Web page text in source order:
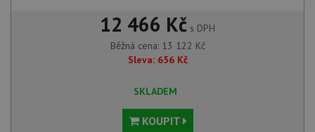
12 466 Kč s DPH
Běžná cena: 13 122 Kč
Sleva: 656 Kč
SKLADEM
KOUPIT